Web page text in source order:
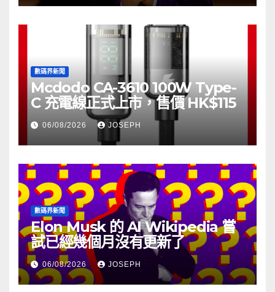
數碼界新聞
Mcdodo CA-3610 100W Type-
C 充電線正式上市，售價 HK$115
06/08/2026 JOSEPH
數碼界新聞
Elon Musk 的 AI Wikipedia 嘗
試已經幾個月沒有更新了
06/08/2026 JOSEPH